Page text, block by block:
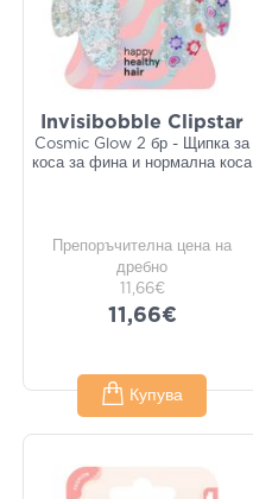
Invisibobble Clipstar
Cosmic Glow 2 бр - Щипка за
коса за фина и нормална коса
Препоръчителна цена на
дребно
11,66€
11,66€
Купува